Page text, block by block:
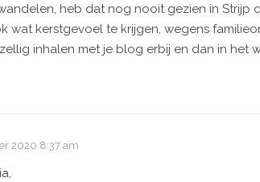
heb dat nog nooit gezien in Strijp
wat kerstgevoel te krijgen, wegens
inhalen met je blog erbij en dan in het
2020 8:37 am